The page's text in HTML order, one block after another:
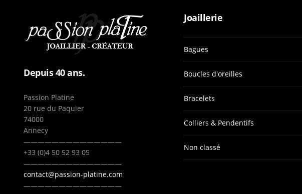
Depuis 40 ans.
Passion Platine
20 rue du Paquier
74000
Annecy
——————————————
+33 (0)4 50 52 93 05
——————————————
contact@passion-platine.com
——————————————
Joaillerie
Bagues
Boucles d'oreilles
Bracelets
Colliers & Pendentifs
Non classé